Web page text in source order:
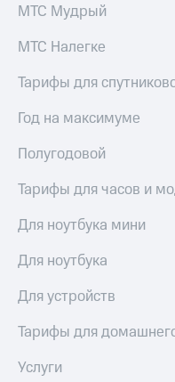
Пополнить
другого
интернета
ТВ
Переводы
телефона
на карту
МТС Pay
Оплата
коду
МТС Мудрый
МТС Налегке
Тарифы для
Год на максимуме
Полугодовой
Тарифы для часов и
Для ноутбука мини
Для ноутбука
Для устройств
Тарифы для
Услуги